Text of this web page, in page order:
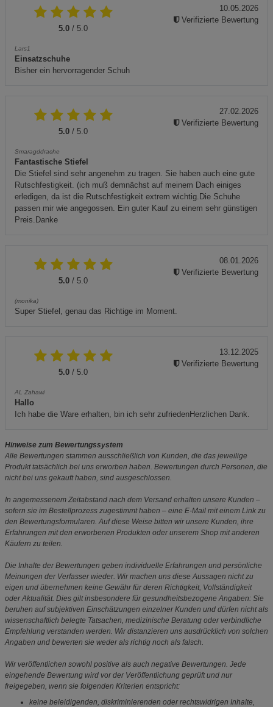
5.0 / 5.0
Lars1
Einsatzschuhe
Bisher ein hervorragender Schuh
10.05.2026
Verifizierte Bewertung
5.0 / 5.0
Smaragddrache
Fantastische Stiefel
Die Stiefel sind sehr angenehm zu tragen. Sie haben auch eine gute
Rutschfestigkeit. (ich muß demnächst auf meinem Dach einiges
erledigen, da ist die Rutschfestigkeit extrem wichtig.Die Schuhe
passen mir wie angegossen. Ein guter Kauf zu einem sehr günstigen
Preis.Danke
27.02.2026
Verifizierte Bewertung
5.0 / 5.0
(monika)
Super Stiefel, genau das Richtige im Moment.
08.01.2026
Verifizierte Bewertung
5.0 / 5.0
AL Zahawi
Hallo
Ich habe die Ware erhalten, bin ich sehr zufriedenHerzlichen Dank.
13.12.2025
Verifizierte Bewertung
Hinweise zum Bewertungssystem
Alle Bewertungen stammen ausschließlich von Kunden, die das jeweilige
Produkt tatsächlich bei uns erworben haben. Bewertungen durch Personen, die
nicht bei uns gekauft haben, sind ausgeschlossen.
In angemessenem Zeitabstand nach dem Versand erhalten unsere Kunden –
sofern sie im Bestellprozess zugestimmt haben – eine E-Mail mit einem Link zu
den Bewertungsformularen. Auf diese Weise bitten wir unsere Kunden, ihre
Erfahrungen mit den erworbenen Produkten oder unserem Shop mit anderen
Käufern zu teilen.
Die Inhalte der Bewertungen geben individuelle Erfahrungen und persönliche
Meinungen der Verfasser wieder. Wir machen uns diese Aussagen nicht zu
eigen und übernehmen keine Gewähr für deren Richtigkeit, Vollständigkeit
oder Aktualität. Dies gilt insbesondere für gesundheitsbezogene Angaben: Sie
beruhen auf subjektiven Einschätzungen einzelner Kunden und dürfen nicht als
wissenschaftlich belegte Tatsachen, medizinische Beratung oder verbindliche
Empfehlung verstanden werden. Wir distanzieren uns ausdrücklich von solchen
Angaben und bewerten sie weder als richtig noch als falsch.
Wir veröffentlichen sowohl positive als auch negative Bewertungen. Jede
eingehende Bewertung wird vor der Veröffentlichung geprüft und nur
freigegeben, wenn sie folgenden Kriterien entspricht:
keine beleidigenden, diskriminierenden oder rechtswidrigen Inhalte,